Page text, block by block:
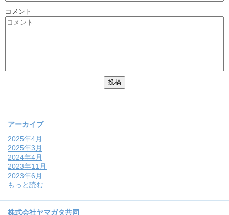
コメント
アーカイブ
2025年4月
2025年3月
2024年4月
2023年11月
2023年6月
もっと読む
株式会社ヤマガタ共同